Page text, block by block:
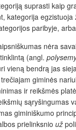
suprasti kaip
kategorija
paribyje,
nėra
(angl.
vieną bendrą jas
giminės
ir reikšmės
sąryšingumas
giminiškumo
prielinksnio už